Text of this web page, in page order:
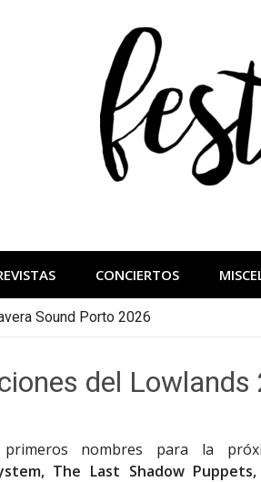
CONCIERTOS
Sound Porto 2026
del Lowlands
nombres para la
The Last Shadow